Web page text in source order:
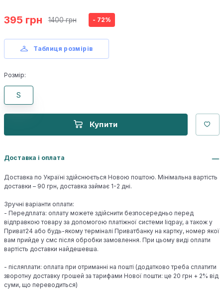
395 грн 1400 грн - 72%
Таблиця розмірів
Розмір:
S
Купити
Доставка і оплата
Доставка по Україні здійснюється Новою поштою. Мінімальна вартість
доставки – 90 грн, доставка займає 1-2 дні.
Зручні варіанти оплати:
- Передплата: оплату можете здійснити безпосередньо перед
відправкою товару за допомогою платіжної системи liqpay, а також у
Приват24 або будь-якому терміналі Приватбанку на картку, номер якої
вам прийде у смс після обробки замовлення. При цьому виді оплати
вартість доставки найдешевша.
- післяплати: оплата при отриманні на пошті (додатково треба сплатити
зворотну доставку грошей за тарифами Нової пошти: це 20 грн + 2% від
суми, що переводиться)